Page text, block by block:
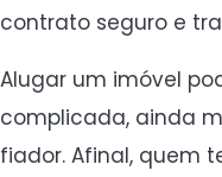
contrato seguro e
Alugar um imóvel
complicada, ainda
fiador. Afinal, quem